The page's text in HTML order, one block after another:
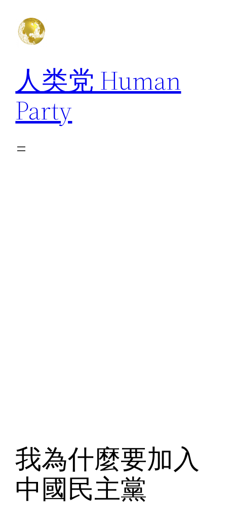
人类党 Human
Party
我為什麼要加入
中國民主黨